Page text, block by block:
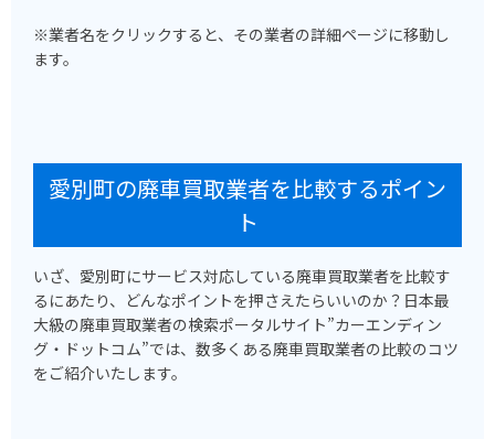
※業者名をクリックすると、その業者の詳細ページに移動し
ます。
愛別町の廃車買取業者を比較するポイン
ト
いざ、愛別町にサービス対応している廃車買取業者を比較す
るにあたり、どんなポイントを押さえたらいいのか？日本最
大級の廃車買取業者の検索ポータルサイト”カーエンディン
グ・ドットコム”では、数多くある廃車買取業者の比較のコツ
をご紹介いたします。